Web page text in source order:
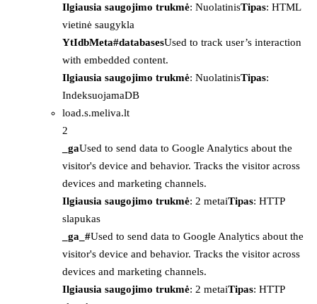
Ilgiausia saugojimo trukmė: NuolatinisTipas: HTML
vietinė saugykla
YtIdbMeta#databasesUsed to track user’s interaction
with embedded content.
Ilgiausia saugojimo trukmė: NuolatinisTipas:
IndeksuojamaDB
load.s.meliva.lt
2
_gaUsed to send data to Google Analytics about the
visitor's device and behavior. Tracks the visitor across
devices and marketing channels.
Ilgiausia saugojimo trukmė: 2 metaiTipas: HTTP
slapukas
_ga_#Used to send data to Google Analytics about the
visitor's device and behavior. Tracks the visitor across
devices and marketing channels.
Ilgiausia saugojimo trukmė: 2 metaiTipas: HTTP